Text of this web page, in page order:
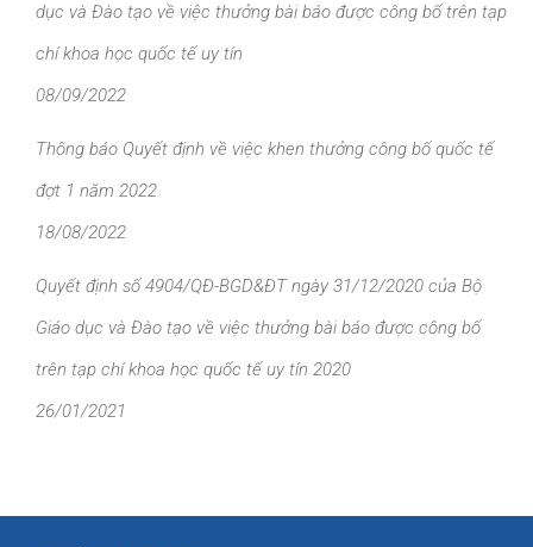
dục và Đào tạo về việc thưởng bài báo được công bố trên tạp
chí khoa học quốc tế uy tín
08/09/2022
Thông báo Quyết định về việc khen thưởng công bố quốc tế
đợt 1 năm 2022
18/08/2022
Quyết định số 4904/QĐ-BGD&ĐT ngày 31/12/2020 của Bộ
Giáo dục và Đào tạo về việc thưởng bài báo được công bố
trên tạp chí khoa học quốc tế uy tín 2020
26/01/2021